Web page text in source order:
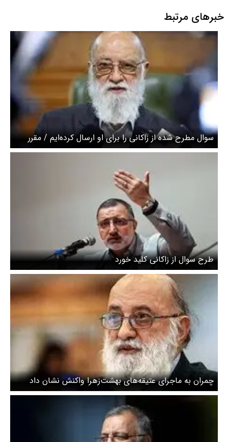
خبرهای مرتبط
سوال مطرح شده از زاکانی را برای او ارسال کرده‌ایم / مقرر
شده در اولین جلسه‌ای که بتوانیم تنظیم کنیم، به صورت
طرح سوال از زاکانی کلید خورد
چمران به ماجرای عتیقه‌های بهشت‌زهرا واکنش نشان داد